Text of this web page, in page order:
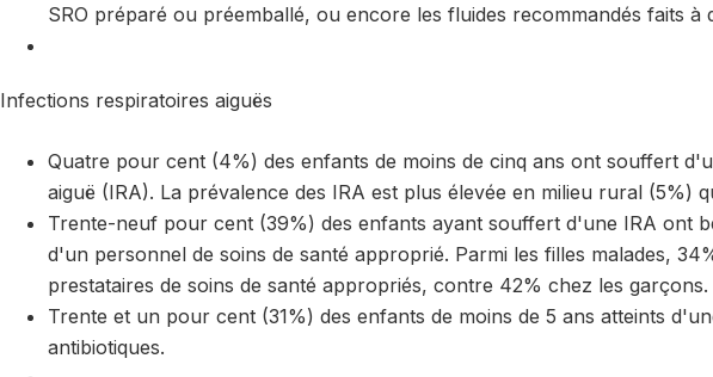
SRO préparé ou préemballé, ou encore les fluides recommandés faits à
Infections respiratoires aiguës
Quatre pour cent (4%) des enfants de moins de cinq ans ont souffert
aiguë (IRA). La prévalence des IRA est plus élevée en milieu rural (5%)
Trente-neuf pour cent (39%) des enfants ayant souffert d'une IRA ont
d'un personnel de soins de santé approprié. Parmi les filles malades,
prestataires de soins de santé appropriés, contre 42% chez les garçons.
Trente et un pour cent (31%) des enfants de moins de 5 ans atteints
antibiotiques.